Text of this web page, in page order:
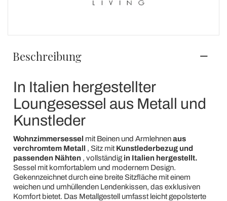
Beschreibung
In Italien hergestellter
Loungesessel aus Metall und
Kunstleder
Wohnzimmersessel mit Beinen und Armlehnenaus
verchromtem Metall , Sitz mit Kunstlederbezug und
passenden Nähten , vollständig in Italien hergestellt.
Sessel mit komfortablem und modernem Design.
Gekennzeichnet durch eine breite Sitzfläche mit einem
weichen und umhüllenden Lendenkissen, das exklusiven
Komfort bietet. Das Metallgestell umfasst leicht gepolsterte